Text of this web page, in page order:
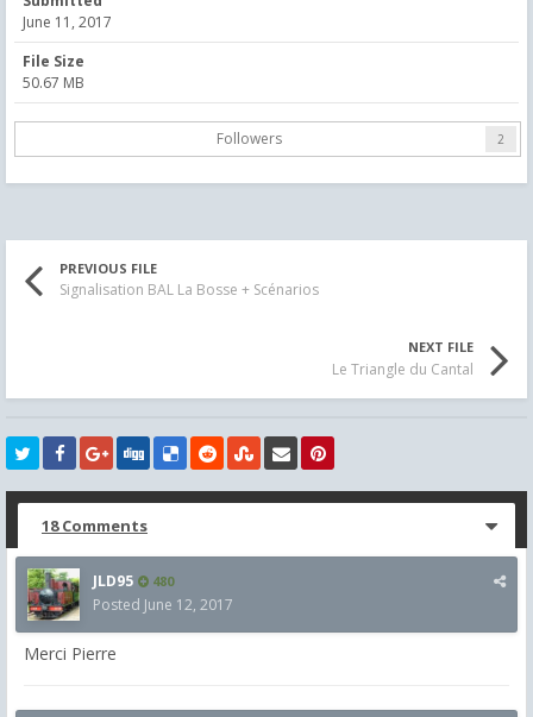
June 11, 2017
File Size
50.67 MB
Followers 2
PREVIOUS FILE
Signalisation BAL La Bosse + Scénarios
NEXT FILE
Le Triangle du Cantal
18 Comments
JLD95 480
Posted June 12, 2017
Merci Pierre